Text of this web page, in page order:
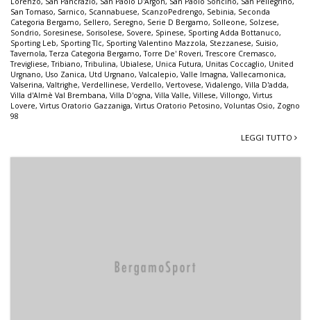
San Tomaso, Sarnico, Scannabuese, ScanzoPedrengo, Sebinia, Seconda
Categoria Bergamo, Sellero, Seregno, Serie D Bergamo, Solleone, Solzese,
Sondrio, Soresinese, Sorisolese, Sovere, Spinese, Sporting Adda Bottanuco,
Sporting Leb, Sporting Tlc, Sporting Valentino Mazzola, Stezzanese, Suisio,
Tavernola,Terza Categoria Bergamo,Torre De' Roveri,Trescore Cremasco,
Trevigliese,Tribiano,Tribulina, Ubialese, Unica Futura, Unitas Coccaglio, United
Urgnano, Uso Zanica, Utd Urgnano, Valcalepio, Valle Imagna, Vallecamonica,
Valserina, Valtrighe, Verdellinese, Verdello, Vertovese, Vidalengo, Villa D'adda,
Villa d'Almè Val Brembana, Villa D'ogna, Villa Valle, Villese, Villongo, Virtus
Lovere, Virtus Oratorio Gazzaniga, Virtus Oratorio Petosino, Voluntas Osio, Zogno
98
LEGGI TUTTO